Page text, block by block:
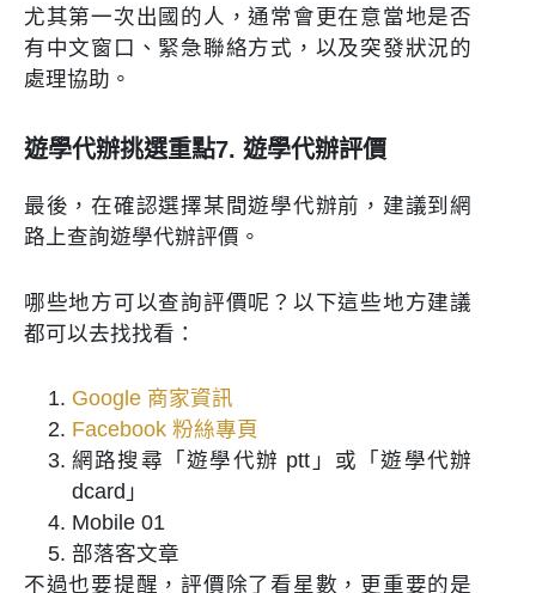
尤其第一次出國的人，通常會更在意當地是否
有中文窗口、緊急聯絡方式，以及突發狀況的
處理協助。
遊學代辦挑選重點7. 遊學代辦評價
最後，在確認選擇某間遊學代辦前，建議到網
路上查詢遊學代辦評價。
哪些地方可以查詢評價呢？以下這些地方建議
都可以去找找看：
Google 商家資訊
Facebook 粉絲專頁
網路搜尋「遊學代辦 ptt」或「遊學代辦
dcard」
Mobile 01
部落客文章
不過也要提醒，評價除了看星數，更重要的是